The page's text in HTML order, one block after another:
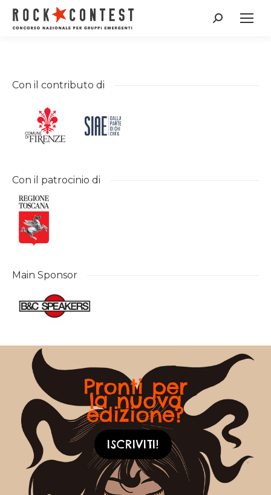
Cerca:
Con il contributo di
Con il patrocinio di
Main Sponsor
Pronti per
la nuova
edizione?
ISCRIVITI!